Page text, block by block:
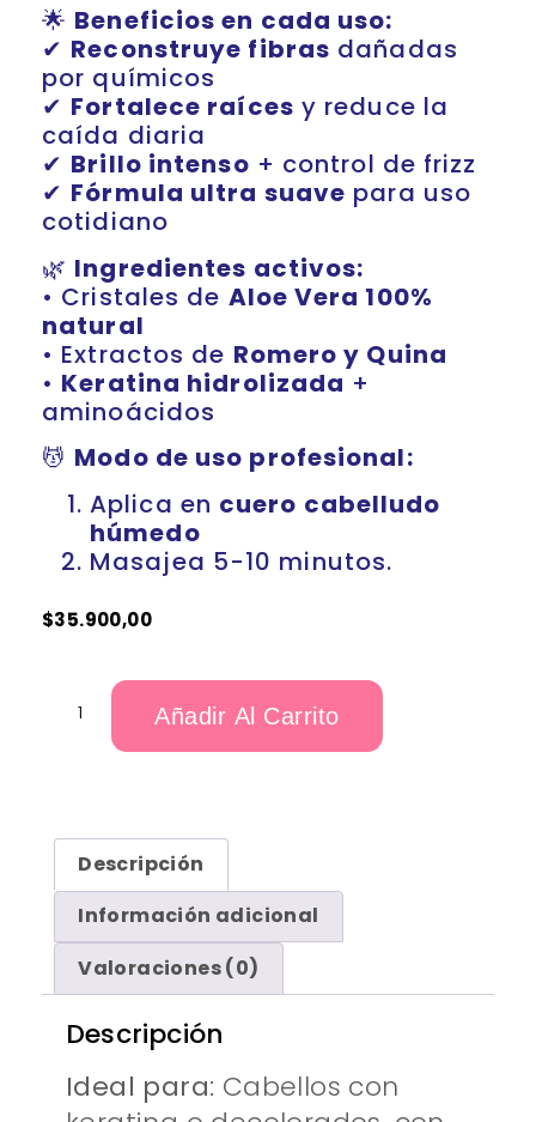
🌟 Beneficios en cada uso:
✔ Reconstruye fibras dañadas
por químicos
✔ Fortalece raíces y reduce la
caída diaria
✔ Brillo intenso + control de frizz
✔ Fórmula ultra suave para uso
cotidiano
🌿 Ingredientes activos:
• Cristales de Aloe Vera 100%
natural
• Extractos de Romero y Quina
• Keratina hidrolizada +
aminoácidos
💆 Modo de uso profesional:
Aplica en cuero cabelludo
húmedo
Masajea 5-10 minutos.
$35.900,00
Añadir Al Carrito
Descripción
Información adicional
Valoraciones (0)
Descripción
Ideal para: Cabellos con